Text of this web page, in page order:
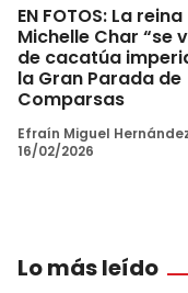
EN FOTOS: La reina
Michelle Char “se
de cacatúa
la Gran Parada de
Comparsas
Efraín Miguel
16/02/2026
Lo más leído